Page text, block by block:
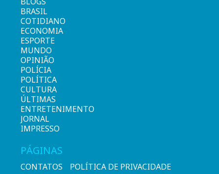
BRASIL
COTIDIANO
ECONOMIA
ESPORTE
MUNDO
OPINIÃO
POLÍCIA
POLÍTICA
CULTURA
ÚLTIMAS
ENTRETENIMENTO
JORNAL
IMPRESSO
PÁGINAS
CONTATOS POLÍTICA DE PRIVACIDADE